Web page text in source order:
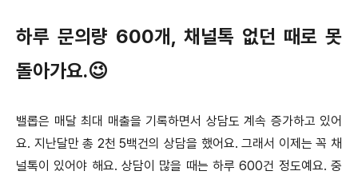
하루 문의량 600개, 채널톡 없던 때로 못
돌아가요.😉
밸롭은 매달 최대 매출을 기록하면서 상담도 계속 증가하고 있어
요. 지난달만 총 2천 5백건의 상담을 했어요. 그래서 이제는 꼭 채
널톡이 있어야 해요. 상담이 많을 때는 하루 600건 정도예요. 중